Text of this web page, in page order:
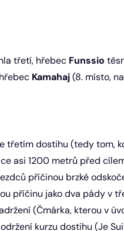
třetí, hřebec Funssio
Kamahaj(8. místo,
třetím dostihu (tedy tom,
asi 1200 metrů před
příčinou brzké
příčinu jako dva pády v
(Čmárka, kterou v
kurzu dostihu (Je